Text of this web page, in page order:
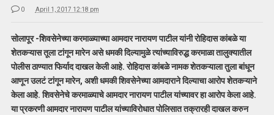
0 April 1, 2017 12:18 pm
सोलापूर -शिवसेनेच्या करमाळ्याच्या आमदार नारायण पाटील यांनी रोहिदास कांबळे या
शेतकऱ्यास तूला टांगून मारेन असे धमकी दिल्यामुळे त्यांच्याविरुद्ध करमाळा तालुक्यातील
पोलीस ठाण्यात फिर्याद दाखल केली आहे. रोहिदास कांबळे नामक शेतकऱ्याला तुला बांधून
आणून उलटं टांगून मारेन, अशी धमकी शिवसेनेच्या आमदाराने दिल्याचा आरोप शेतकऱ्याने
केला आहे. शिवसेनेचे करमाळ्याचे आमदार नारायण पाटील यांच्यावर हा आरोप केला आहे.
या प्रकरणी आमदार नारायण पाटील यांच्याविरोधात पोलिसात तक्रारही दाखल करुन